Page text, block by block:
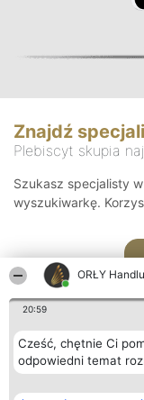
ORŁY Handlu
20:59
Cześć, chętnie Ci
odpowiedni temat
Znajdź
Plebiscyt skupia
Szukasz specjalisty
wyszukiwarkę.
Organizator plebiscytu